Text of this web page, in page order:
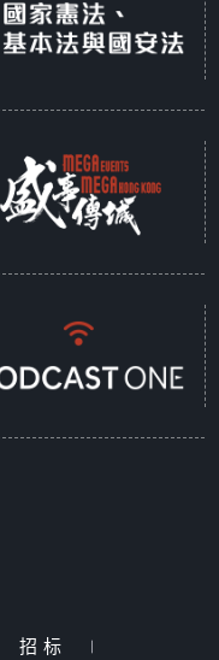
招标 |